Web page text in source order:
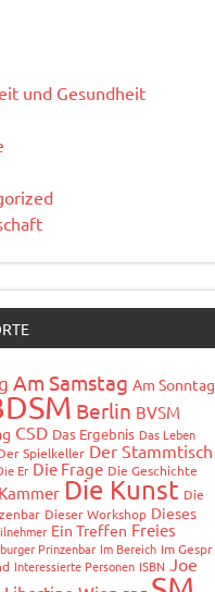
und Gesundheit
Am Samstag Am Sonntag
Berlin BVSM
CSD Das Ergebnis Das Leben
Spielkeller Der Stammtisch
Er Die Frage Die Geschichte
Die Kunst Die
Dieser Workshop Dieses
Ein Treffen Freies
Prinzenbar Im Bereich Im Gespr
Interessierte Personen ISBN
Joe